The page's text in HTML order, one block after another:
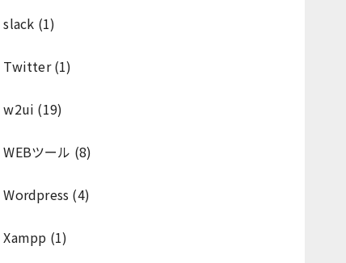
slack (1)
Twitter(1)
w2ui (19)
WEBツール (8)
Wordpress (4)
Xampp (1)